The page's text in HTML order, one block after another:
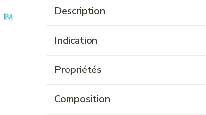
Description
Indication
Propriétés
Composition